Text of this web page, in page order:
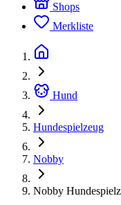
Shops
Merkliste
Hund
Hundespielzeug
Nobby
Nobby